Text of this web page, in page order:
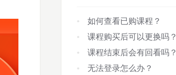
如何查看已购课程？
课程购买后可以更换吗？
课程结束后会有回看吗？
无法登录怎么办？